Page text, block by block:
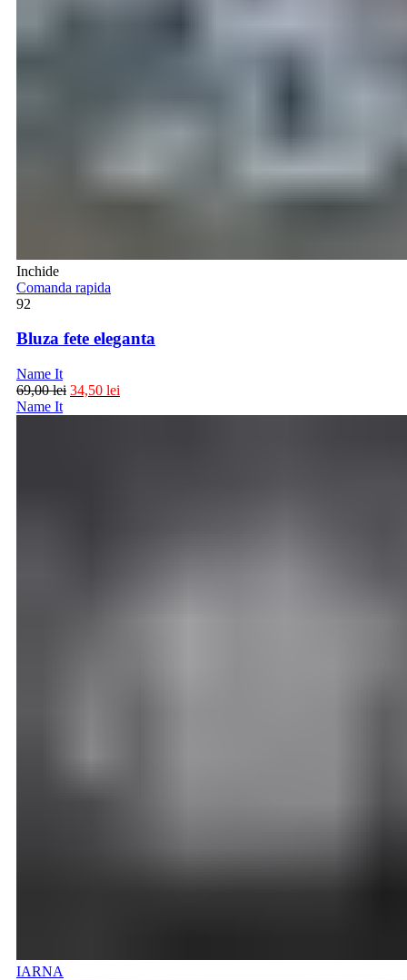
Inchide
Comanda rapida
92
Bluza fete eleganta
Name It
69,00lei 34,50 lei
Name It
IARNA